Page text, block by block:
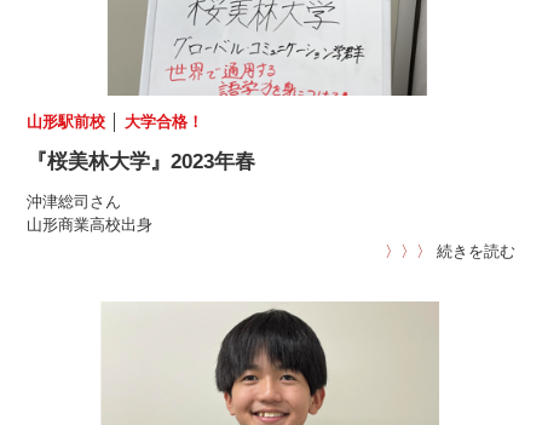
山形駅前校 │大学合格！
『桜美林大学』2023年春
沖津総司さん
山形商業高校出身
〉〉〉
続きを読む